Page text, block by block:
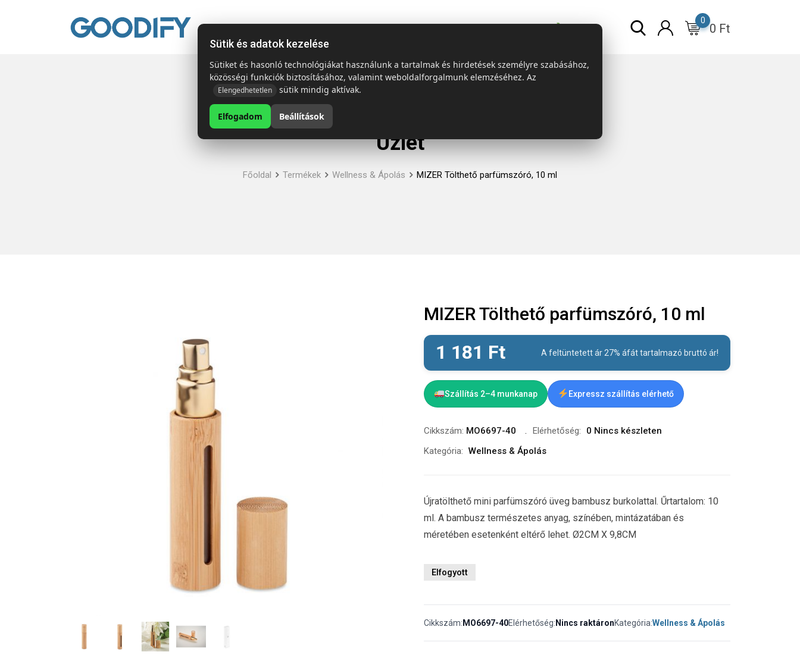
Kezdőlap Termékek Emblémázás és szállítás Tech = Kedvező ár ESG 0 Ft
0
Üzlet
Főoldal Termékek Wellness & Ápolás MIZER Tölthető parfümszóró, 10 ml
MIZER Tölthető parfümszóró, 10 ml
1 181 Ft A feltüntetett ár 27% áfát tartalmazó bruttó ár!
Szállítás 2–4 munkanap Expressz szállítás elérhető
Cikkszám: MO6697-40 Elérhetőség:
0 Nincs készleten
Kategória: Wellness & Ápolás
Újratölthető mini parfümszóró üveg bambusz burkolattal. Űrtartalom: 10
ml. A bambusz természetes anyag, színében, mintázatában és
méretében esetenként eltérő lehet. Ø2CM X 9,8CM
Elfogyott
Cikkszám: MO6697-40Elérhetőség: Nincs raktáronKategória:Wellness & Ápolás
Sütik és adatok kezelése
Sütiket és hasonló technológiákat használunk a tartalmak és hirdetések személyre szabásához,
közösségi funkciók biztosításához, valamint weboldalforgalmunk elemzéséhez. Az
Elengedhetetlen sütik mindig aktívak.
Elfogadom Beállítások